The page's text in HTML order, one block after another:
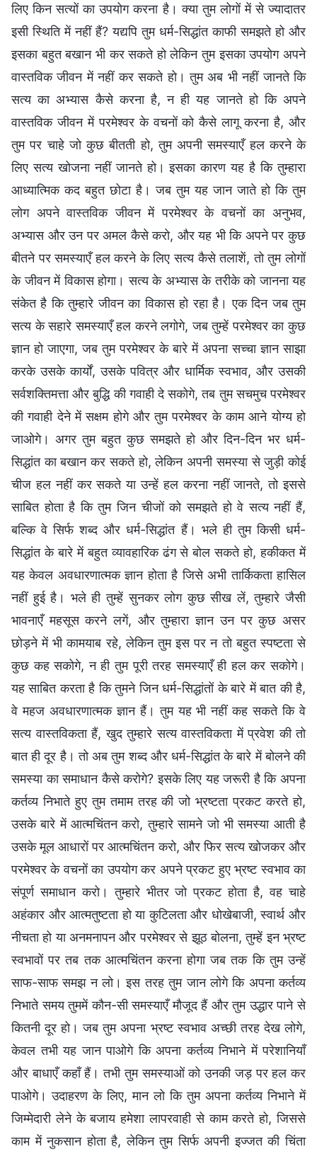
लिए किन सत्यों का उपयोग करना है। क्या तुम लोगों में से ज्यादातर
इसी स्थिति में नहीं हैं? यद्यपि तुम धर्म-सिद्धांत काफी समझते हो और
इसका बहुत बखान भी कर सकते हो लेकिन तुम इसका उपयोग अपने
वास्तविक जीवन में नहीं कर सकते हो। तुम अब भी नहीं जानते कि
सत्य का अभ्यास कैसे करना है, न ही यह जानते हो कि अपने
वास्तविक जीवन में परमेश्वर के वचनों को कैसे लागू करना है, और
तुम पर चाहे जो कुछ बीतती हो, तुम अपनी समस्याएँ हल करने के
लिए सत्य खोजना नहीं जानते हो। इसका कारण यह है कि तुम्हारा
आध्यात्मिक कद बहुत छोटा है। जब तुम यह जान जाते हो कि तुम
लोग अपने वास्तविक जीवन में परमेश्वर के वचनों का अनुभव,
अभ्यास और उन पर अमल कैसे करो, और यह भी कि अपने पर कुछ
बीतने पर समस्याएँ हल करने के लिए सत्य कैसे तलाशें, तो तुम लोगों
के जीवन में विकास होगा। सत्य के अभ्यास के तरीके को जानना यह
संकेत है कि तुम्हारे जीवन का विकास हो रहा है। एक दिन जब तुम
सत्य के सहारे समस्याएँ हल करने लगोगे, जब तुम्हें परमेश्वर का कुछ
ज्ञान हो जाएगा, जब तुम परमेश्वर के बारे में अपना सच्चा ज्ञान साझा
करके उसके कार्यों, उसके पवित्र और धार्मिक स्वभाव, और उसकी
सर्वशक्तिमत्ता और बुद्धि की गवाही दे सकोगे, तब तुम सचमुच परमेश्वर
की गवाही देने में सक्षम होगे और तुम परमेश्वर के काम आने योग्य हो
जाओगे। अगर तुम बहुत कुछ समझते हो और दिन-दिन भर धर्म-
सिद्धांत का बखान कर सकते हो, लेकिन अपनी समस्या से जुड़ी कोई
चीज हल नहीं कर सकते या उन्हें हल करना नहीं जानते, तो इससे
साबित होता है कि तुम जिन चीजों को समझते हो वे सत्य नहीं हैं,
बल्कि वे सिर्फ शब्द और धर्म-सिद्धांत हैं। भले ही तुम किसी धर्म-
सिद्धांत के बारे में बहुत व्यावहारिक ढंग से बोल सकते हो, हकीकत में
यह केवल अवधारणात्मक ज्ञान होता है जिसे अभी तार्किकता हासिल
नहीं हुई है। भले ही तुम्हें सुनकर लोग कुछ सीख लें, तुम्हारे जैसी
भावनाएँ महसूस करने लगें, और तुम्हारा ज्ञान उन पर कुछ असर
छोड़ने में भी कामयाब रहे, लेकिन तुम इस पर न तो बहुत स्पष्टता से
कुछ कह सकोगे, न ही तुम पूरी तरह समस्याएँ ही हल कर सकोगे।
यह साबित करता है कि तुमने जिन धर्म-सिद्धांतों के बारे में बात की है,
वे महज अवधारणात्मक ज्ञान हैं। तुम यह भी नहीं कह सकते कि वे
सत्य वास्तविकता हैं, खुद तुम्हारे सत्य वास्तविकता में प्रवेश की तो
बात ही दूर है। तो अब तुम शब्द और धर्म-सिद्धांत के बारे में बोलने की
समस्या का समाधान कैसे करोगे? इसके लिए यह जरूरी है कि अपना
कर्तव्य निभाते हुए तुम तमाम तरह की जो भ्रष्टता प्रकट करते हो,
उसके बारे में आत्मचिंतन करो, तुम्हारे सामने जो भी समस्या आती है
उसके मूल आधारों पर आत्मचिंतन करो, और फिर सत्य खोजकर और
परमेश्वर के वचनों का उपयोग कर अपने प्रकट हुए भ्रष्ट स्वभाव का
संपूर्ण समाधान करो। तुम्हारे भीतर जो प्रकट होता है, वह चाहे
अहंकार और आत्मतुष्टता हो या कुटिलता और धोखेबाजी, स्वार्थ और
नीचता हो या अनमनापन और परमेश्वर से झूठ बोलना, तुम्हें इन भ्रष्ट
स्वभावों पर तब तक आत्मचिंतन करना होगा जब तक कि तुम उन्हें
साफ-साफ समझ न लो। इस तरह तुम जान लोगे कि अपना कर्तव्य
निभाते समय तुममें कौन-सी समस्याएँ मौजूद हैं और तुम उद्धार पाने से
कितनी दूर हो। जब तुम अपना भ्रष्ट स्वभाव अच्छी तरह देख लोगे,
केवल तभी यह जान पाओगे कि अपना कर्तव्य निभाने में परेशानियाँ
और बाधाएँ कहाँ हैं। तभी तुम समस्याओं को उनकी जड़ पर हल कर
पाओगे। उदाहरण के लिए, मान लो कि तुम अपना कर्तव्य निभाने में
जिम्मेदारी लेने के बजाय हमेशा लापरवाही से काम करते हो, जिससे
काम में नुकसान होता है, लेकिन तुम सिर्फ अपनी इज्जत की चिंता